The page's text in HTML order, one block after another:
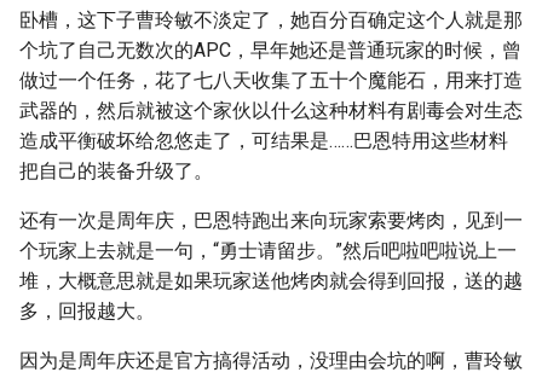
卧槽，这下子曹玲敏不淡定了，她百分百确定这个人就是那
个坑了自己无数次的APC，早年她还是普通玩家的时候，曾
做过一个任务，花了七八天收集了五十个魔能石，用来打造
武器的，然后就被这个家伙以什么这种材料有剧毒会对生态
造成平衡破坏给忽悠走了，可结果是……巴恩特用这些材料
把自己的装备升级了。
还有一次是周年庆，巴恩特跑出来向玩家索要烤肉，见到一
个玩家上去就是一句，“勇士请留步。”然后吧啦吧啦说上一
堆，大概意思就是如果玩家送他烤肉就会得到回报，送的越
多，回报越大。
因为是周年庆还是官方搞得活动，没理由会坑的啊，曹玲敏